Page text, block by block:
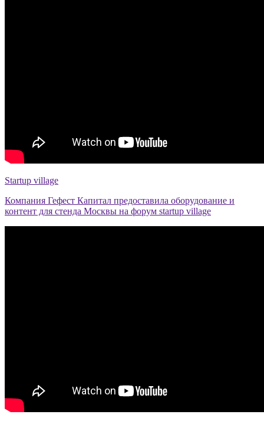
Startup village
Компания Гефест Капитал предоставила оборудование и
контент для стенда Москвы на форум startup village